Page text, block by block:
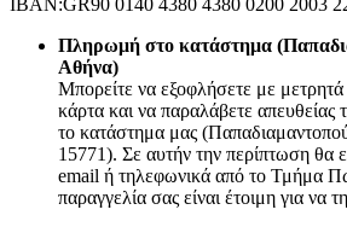
IBAN:GR90 0140 4380 4380 0200 2003
Πληρωμή στο κατάστημα
Αθήνα)
Μπορείτε να εξοφλήσετε με
κάρτα και να παραλάβετε απευθείας
το κατάστημα μας
15771). Σε αυτήν την περίπτωση θα
email ή τηλεφωνικά από το Τμήμα
παραγγελία σας είναι έτοιμη για να